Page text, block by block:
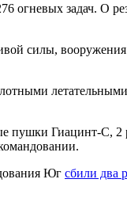
задач. О
силы,
Гиацинт-С, 2
Юг сбили два